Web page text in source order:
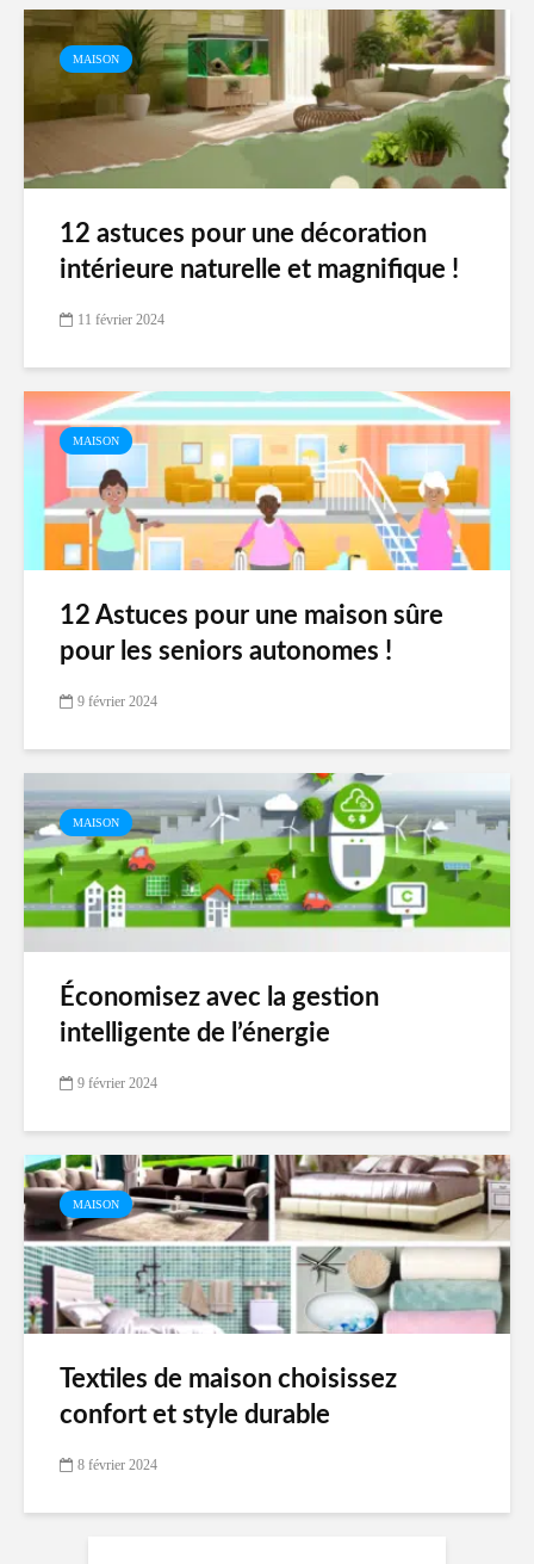
MAISON
12 astuces pour une décoration
intérieure naturelle et magnifique !
11 février 2024
MAISON
12 Astuces pour une maison sûre
pour les seniors autonomes !
9 février 2024
MAISON
Économisez avec la gestion
intelligente de l’énergie
9 février 2024
MAISON
Textiles de maison choisissez
confort et style durable
8 février 2024